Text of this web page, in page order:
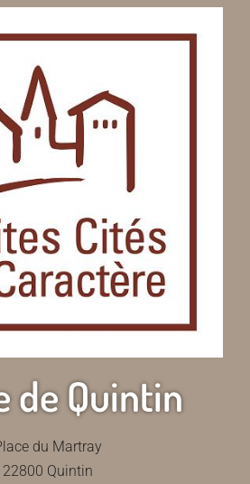
de Quintin
du Martray
22800 Quintin